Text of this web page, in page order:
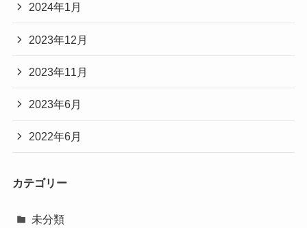
2024年1月
2023年12月
2023年11月
2023年6月
2022年6月
カテゴリー
未分類